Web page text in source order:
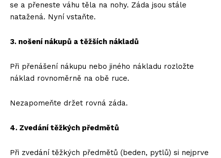
se a přeneste váhu těla na nohy. Záda jsou stále
natažená. Nyní vstaňte.
3. nošení nákupů a těžších nákladů
Při přenášení nákupu nebo jiného nákladu rozložte
náklad rovnoměrně na obě ruce.
Nezapomeňte držet rovná záda.
4. Zvedání těžkých předmětů
Při zvedání těžkých předmětů (beden, pytlů) si nejprve